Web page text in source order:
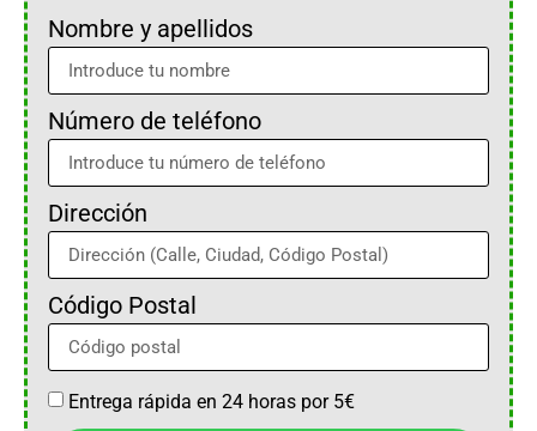
Nombre y apellidos
Número de teléfono
Dirección
Código Postal
Entrega rápida en 24 horas por 5€